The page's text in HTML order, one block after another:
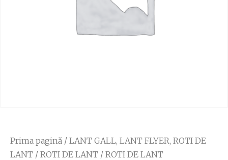
Prima pagină / LANT GALL, LANT FLYER, ROTI DE
LANT / ROTI DE LANT / ROTI DE LANT